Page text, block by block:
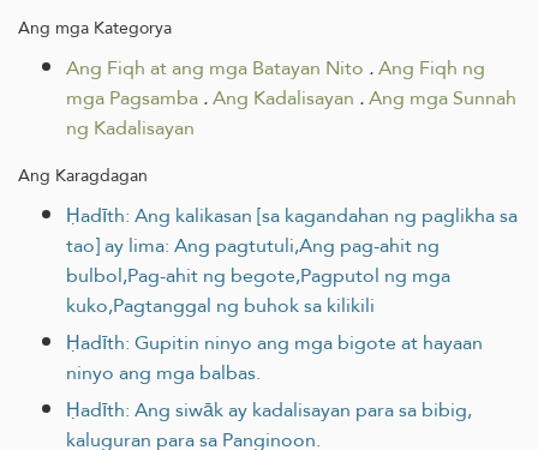
Ang mga Kategorya
Ang Fiqh at ang mga Batayan Nito .Ang Fiqh ng
mga Pagsamba.Ang Kadalisayan .Ang mga Sunnah
ng Kadalisayan
Ang Karagdagan
Ḥadīth: Ang kalikasan [sa kagandahan ng paglikha sa
tao] ay lima: Ang pagtutuli,Ang pag-ahit ng
bulbol,Pag-ahit ng begote,Pagputol ng mga
kuko,Pagtanggal ng buhok sa kilikili
Ḥadīth: Gupitin ninyo ang mga bigote at hayaan
ninyo ang mga balbas.
Ḥadīth: Ang siwāk ay kadalisayan para sa bibig,
kaluguran para sa Panginoon.